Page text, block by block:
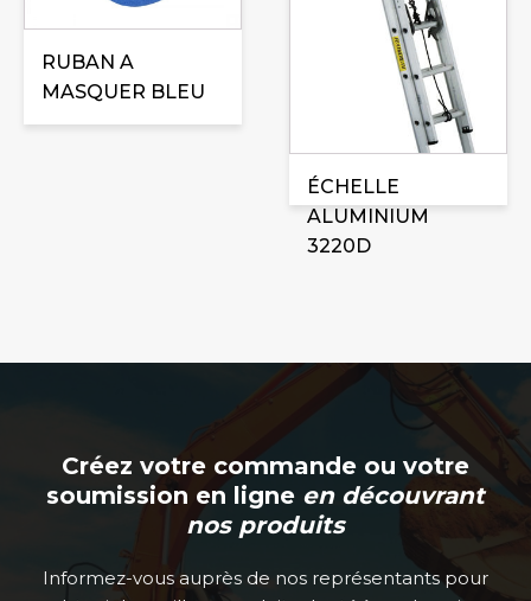
RUBAN A
MASQUER BLEU
peuvent
être
choisies
sur
ÉCHELLE
ALUMINIUM
3220D
Créez votre commande ou votre
soumission en ligne en découvrant
nos produits
Informez-vous auprès de nos représentants pour